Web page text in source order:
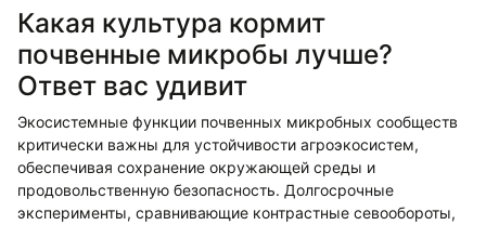
Какая культура кормит
почвенные микробы лучше?
Ответ вас удивит
Экосистемные функции почвенных микробных сообществ
критически важны для устойчивости агроэкосистем,
обеспечивая сохранение окружающей среды и
продовольственную безопасность. Долгосрочные
эксперименты, сравнивающие контрастные севообороты,